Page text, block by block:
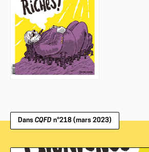
Dans CQFD n°218 (mars 2023)